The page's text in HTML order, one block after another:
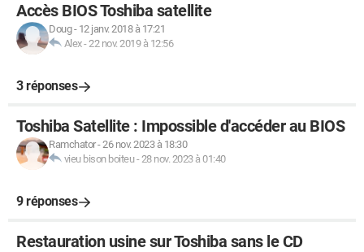
Accès BIOS Toshiba satellite
Doug- 12 janv. 2018 à 17:21
Alex-22 nov. 2019 à 12:56
3 réponses
Toshiba Satellite : Impossible d'accéder au BIOS
Ramchator-26 nov. 2023 à 18:30
vieu bison boiteu-28 nov. 2023 à 01:40
9 réponses
Restauration usine sur Toshiba sans le CD